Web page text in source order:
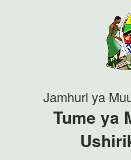
Jamhuri ya
Tume ya